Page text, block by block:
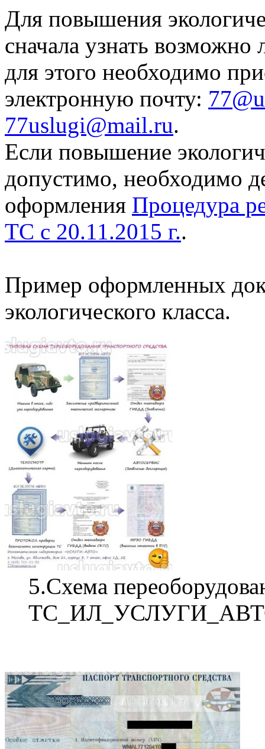
Для повышения
сначала узнать
для этого необходимо
электронную почту:
77uslugi@mail.ru.
Если повышение
допустимо, необходимо
оформления Процедура
ТС с 20.11.2015 г..
Пример оформленных
экологического класса.
5.Схема